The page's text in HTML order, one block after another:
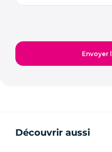
Découvrir aussi